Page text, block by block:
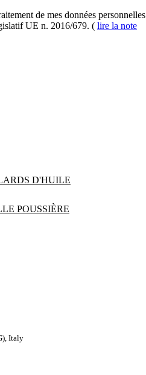
de mes données
UE n. 2016/679. ( lire la note
D'HUILE
POUSSIÈRE
Italy